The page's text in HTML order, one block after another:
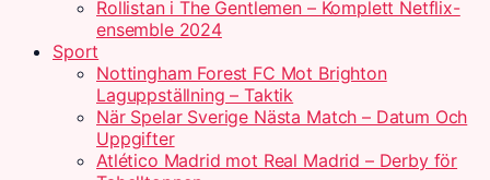
Rollistan i The Gentlemen – Komplett Netflix-
ensemble 2024
Sport
Nottingham Forest FC Mot Brighton
Laguppställning – Taktik
När Spelar Sverige Nästa Match – Datum Och
Uppgifter
Atlético Madrid mot Real Madrid – Derby för